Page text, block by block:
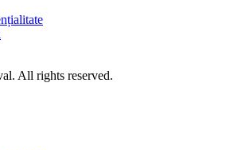
All rights reserved.